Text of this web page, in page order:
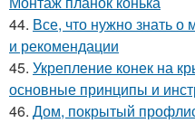
44. Все, что нужно знать о
и рекомендации
45. Укрепление конек на
основные принципы и
46. Дом, покрытый